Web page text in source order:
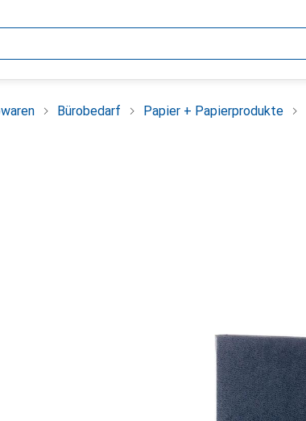
Bürobedarf Papier + Papierprodukte